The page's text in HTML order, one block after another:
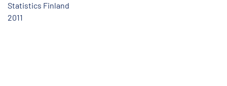
Statistics Finland
2011